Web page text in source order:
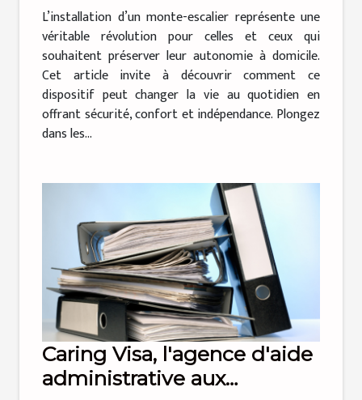
L’installation d’un monte-escalier représente une
véritable révolution pour celles et ceux qui
souhaitent préserver leur autonomie à domicile.
Cet article invite à découvrir comment ce
dispositif peut changer la vie au quotidien en
offrant sécurité, confort et indépendance. Plongez
dans les...
Caring Visa, l'agence d'aide
administrative aux